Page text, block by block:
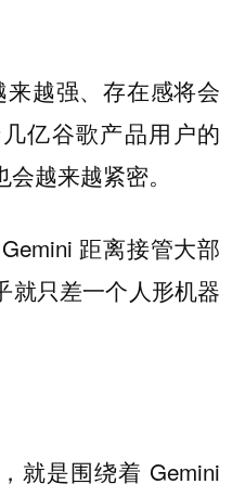
越强、存在感将会
亿谷歌产品用户的
越来越紧密。
距离接管大部
就只差一个人形机器
就是围绕着 Gemini